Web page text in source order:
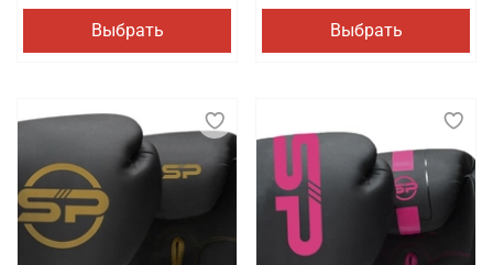
Выбрать Выбрать